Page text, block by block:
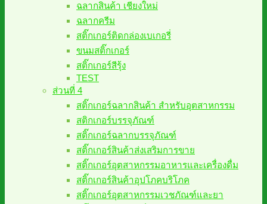
ฉลากสินค้า เชียงใหม่
ฉลากครีม
สติ๊กเกอร์ติดกล่องเบเกอรี่
ขนมสติ๊กเกอร์
สติ๊กเกอร์สีรุ้ง
TEST
ส่วนที่ 4
สติ๊กเกอร์ฉลากสินค้า สำหรับอุตสาหกรรม
สติกเกอร์บรรจุภัณฑ์
สติ๊กเกอร์ฉลากบรรจุภัณฑ์
สติ๊กเกอร์สินค้าส่งเสริมการขาย
สติ๊กเกอร์อุตสาหกรรมอาหารและเครื่องดื่ม
สติ๊กเกอร์สินค้าอุปโภคบริโภค
สติ๊กเกอร์อุตสาหกรรมเวชภัณฑ์และยา